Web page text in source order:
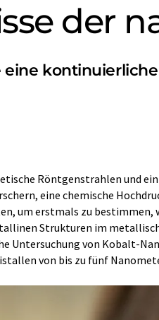
der
Röntgenstrahlen und
eine chemische
um erstmals zu bestimmen,
Strukturen im
Untersuchung von Kobalt-
von bis zu fünf